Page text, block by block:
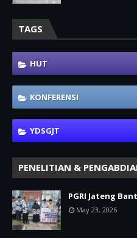
TAGS
HUT
KONFERENSI
YDSGJT
PENELITIAN &
PGRI Jateng
May 23, 2026